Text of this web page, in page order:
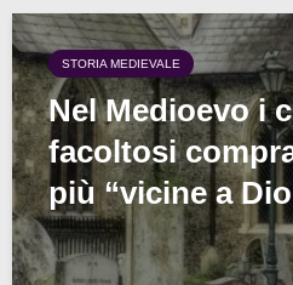
STORIA MEDIEVALE
Nel Medioevo i
facoltosi
più “vicine a